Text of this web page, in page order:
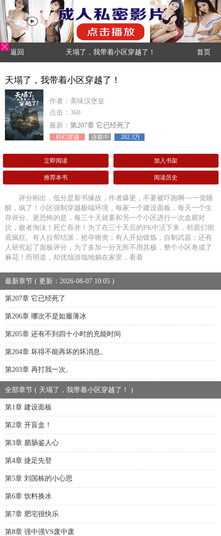
返回 天塌了，我带着小区穿越了！ 首页
天塌了，我带着小区穿越了！
作者：美味汉堡皇
点击：360
最新： 第207章 它已经死了
科幻穿越 连载中 202.3万
立即阅读 加入书架
推荐本书 阅读历史
评分刚出，低分是新书缘故，作者爆更，不要被吓跑啊~~一觉睡
醒，疯了！小区强制穿越极端环境，每家一个建设面板，每天一个生
存评分。更恐怖的是，每三十天就要和另一个小区进行一次血腥对
抗，败者淘汰！死亡吞并！为了在三十天后的PK中活下来，邻居们彻
底疯狂。有人拉帮结派，抢夺物资；有人开始锻炼，自制武器；还有
人研究起了面板评分，为了多加一分无所不用其极，整个小区卷成了
麻花！而明道，却优哉游哉地躺在家里，看着
最新章节 ( 更新：2026-08-07 10:05 )
第207章 它已经死了
第206章 哪次不是如履薄冰
第205章 还有不到四十小时的充能时间
第204章 坏得不能再坏的坏消息。
第203章 再打我一次。
全部章节 ( 天塌了，我带着小区穿越了！ )
第1章 建设面板
第2章 开盲盒！
第3章 腊肠鉴人心
第4章 捷足先登
第5章 刘国栋的小心思
第6章 饮料换水
第7章 肥宅很快乐
第8章 强中强VS废中废